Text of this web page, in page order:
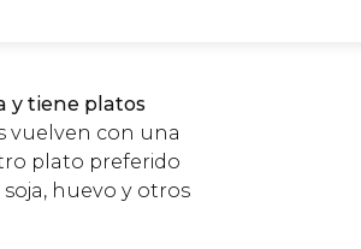
y tiene platos
vuelven con una
plato preferido
huevo y otros